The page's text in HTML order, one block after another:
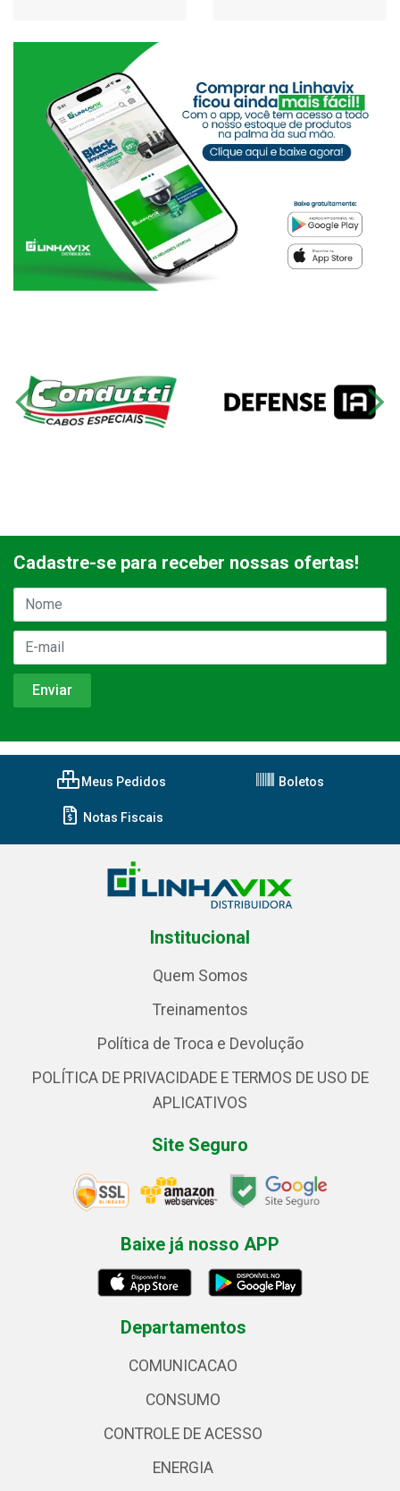
Cadastre-se para receber nossas ofertas!
Meus Pedidos Boletos
Notas Fiscais
Institucional
Quem Somos
Treinamentos
Política de Troca e Devolução
POLÍTICA DE PRIVACIDADE E TERMOS DE USO DE
APLICATIVOS
Site Seguro
Baixe já nosso APP
Departamentos
COMUNICACAO
CONSUMO
CONTROLE DE ACESSO
ENERGIA